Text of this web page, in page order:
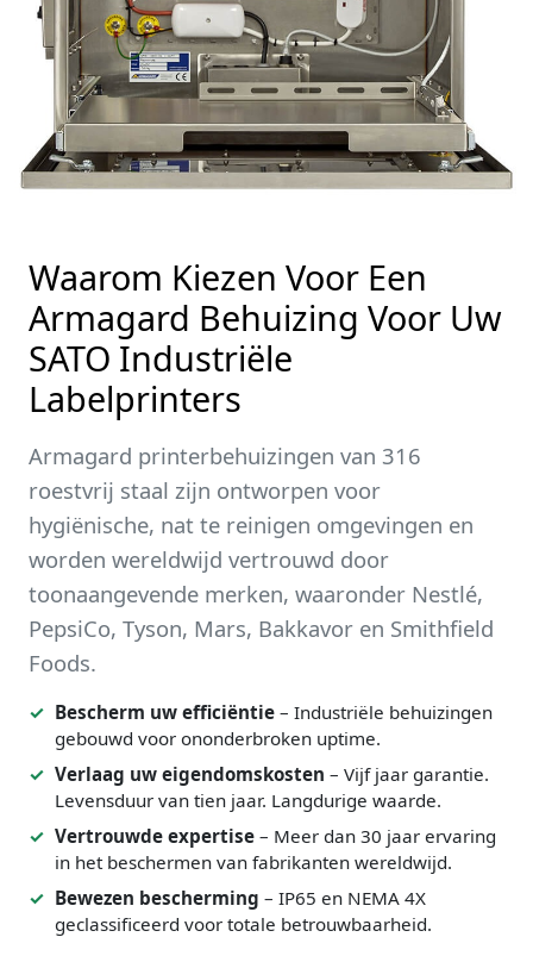
Waarom Kiezen Voor Een
Armagard Behuizing Voor Uw
SATO Industriële
Labelprinters
Armagard printerbehuizingen van 316
roestvrij staal zijn ontworpen voor
hygiënische, nat te reinigen omgevingen en
worden wereldwijd vertrouwd door
toonaangevende merken, waaronder Nestlé,
PepsiCo, Tyson, Mars, Bakkavor en Smithfield
Foods.
Bescherm uw efficiëntie – Industriële behuizingen
gebouwd voor ononderbroken uptime.
Verlaag uw eigendomskosten – Vijf jaar garantie.
Levensduur van tien jaar. Langdurige waarde.
Vertrouwde expertise – Meer dan 30 jaar ervaring
in het beschermen van fabrikanten wereldwijd.
Bewezen bescherming – IP65 en NEMA 4X
geclassificeerd voor totale betrouwbaarheid.